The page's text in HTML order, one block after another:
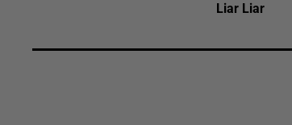
Liar Liar